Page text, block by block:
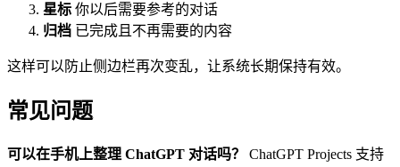
星标 你以后需要参考的对话
归档 已完成且不再需要的内容
这样可以防止侧边栏再次变乱，让系统长期保持有效。
常见问题
可以在手机上整理 ChatGPT 对话吗？
ChatGPT Projects 支持